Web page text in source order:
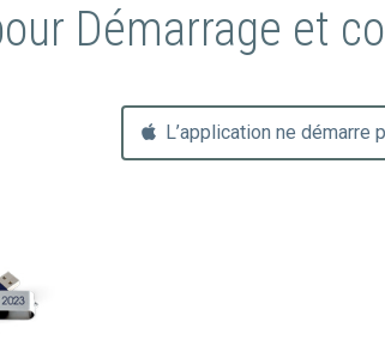
Démarrage et
L’application ne démarre